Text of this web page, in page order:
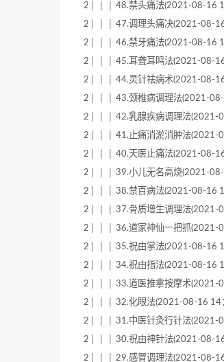
2│ │ │ 48.禁头痛法(2021-08-16
2│ │ │ 47.调理头痛决(2021-08-
2│ │ │ 46.禁牙痛法(2021-08-16
2│ │ │ 45.耳聋耳鸣法(2021-08-
2│ │ │ 44.灵针祛病术(2021-08-
2│ │ │ 43.颈椎病调理法(2021-
2│ │ │ 42.乳腺疾病调理法(2021-
2│ │ │ 41.止痛消淤消肿法(2021-
2│ │ │ 40.天医止痛法(2021-08-
2│ │ │ 39.小儿无名高烧(2021-
2│ │ │ 38.禁百病法(2021-08-16
2│ │ │ 37.骨质增生调理法(2021-
2│ │ │ 36.道家神仙一把抓(2021-
2│ │ │ 35.祝由掌法(2021-08-16
2│ │ │ 34.祝由指法(2021-08-16
2│ │ │ 33.道医推拿按摩术(2021-
2│ │ │ 32.化眼法(2021-08-16 14
2│ │ │ 31.中医针灸行针法(2021-
2│ │ │ 30.祝由神针法(2021-08-
2│ │ │ 29.感冒调理法(2021-08-